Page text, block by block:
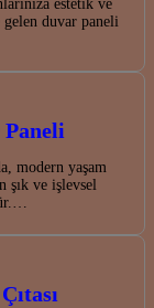
estetik ve
gelen duvar paneli
modern yaşam
şık ve işlevsel